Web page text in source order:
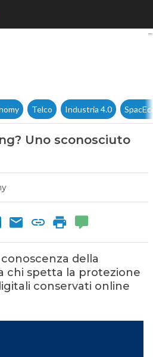
cloud computing? Uno
Telco Industria 4.0
Uno sconosciuto
conoscenza della
chi spetta la protezione
conservati online